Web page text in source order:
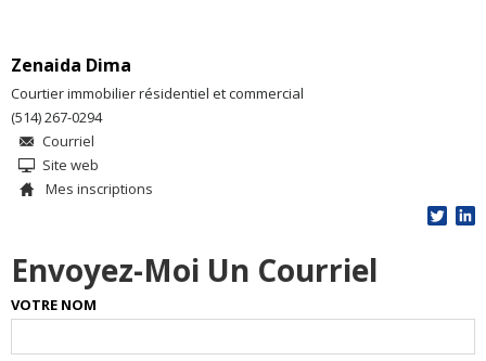
Zenaida Dima
Courtier immobilier résidentiel et commercial
(514) 267-0294
Courriel
Site web
Mes inscriptions
Envoyez-Moi Un Courriel
VOTRE NOM